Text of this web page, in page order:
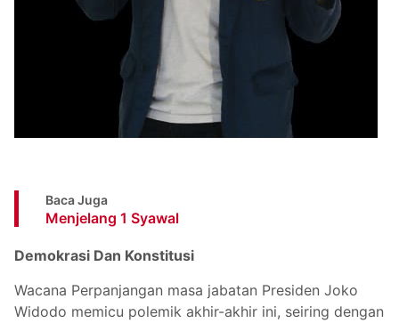
Baca Juga
Menjelang 1 Syawal
Demokrasi Dan Konstitusi
Wacana Perpanjangan masa jabatan Presiden Joko
Widodo memicu polemik akhir-akhir ini, seiring dengan